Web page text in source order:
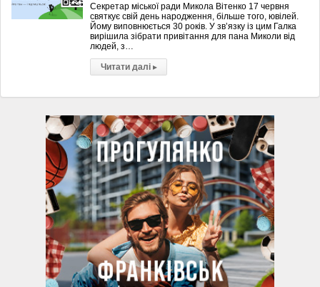
Секретар міської ради Микола Вітенко 17 червня
святкує свій день народження, більше того, ювілей.
Йому виповнюється 30 років. У зв’язку із цим Галка
вирішила зібрати привітання для пана Миколи від
людей, з…
Читати далі ▸